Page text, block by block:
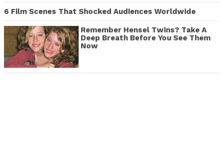
6 Film Scenes That Shocked Audiences Worldwide
Remember Hensel Twins? Take A
Deep Breath Before You See Them
Now